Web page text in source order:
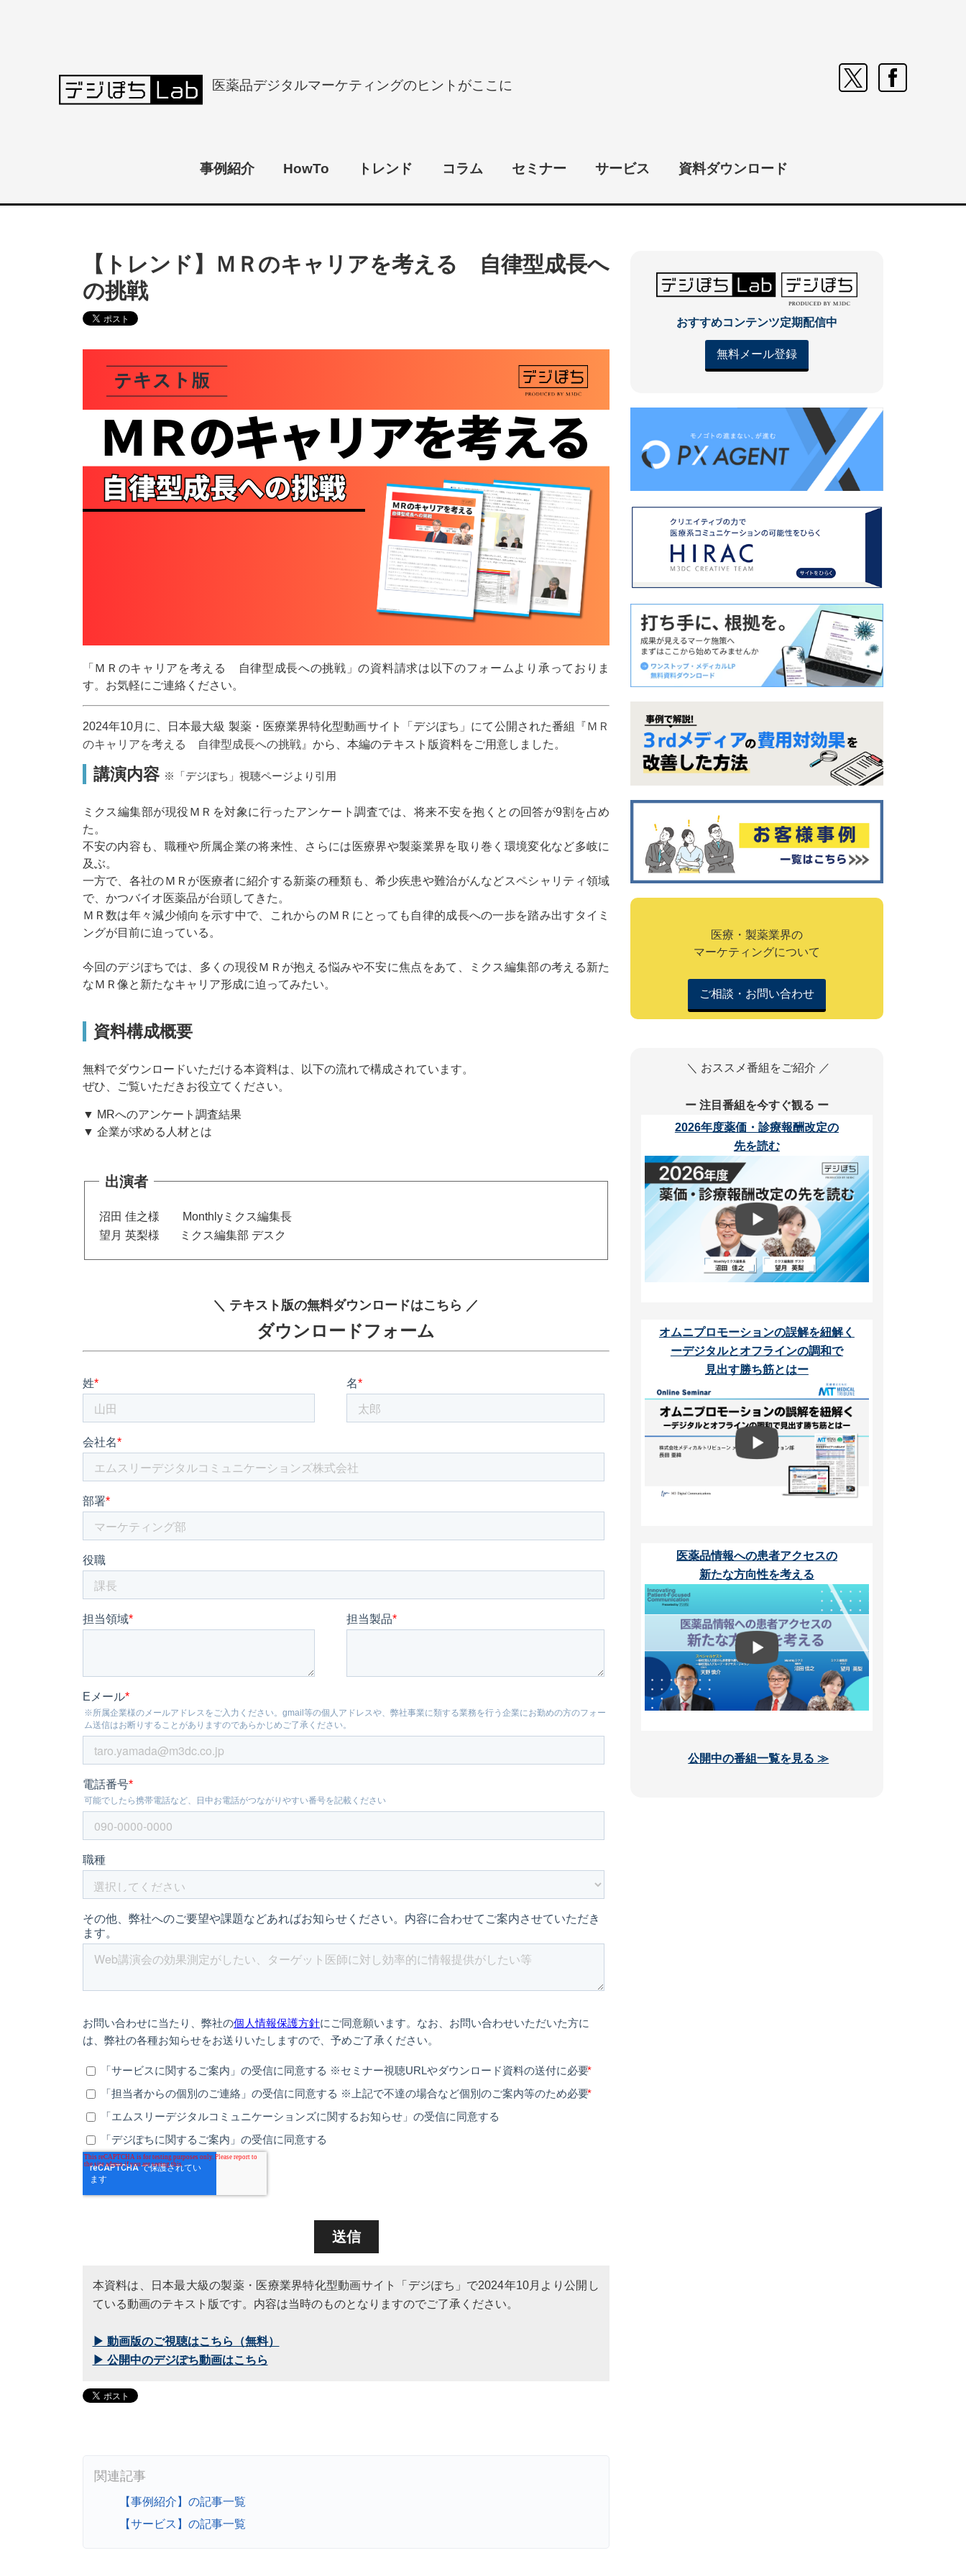
医薬品デジタルマーケティングのヒントがここに
事例紹介 HowTo トレンド コラム セミナー サービス 資料ダウンロード
【トレンド】ＭＲのキャリアを考える 自律型成長へ
の挑戦
「ＭＲのキャリアを考える 自律型成長への挑戦」の資料請求は以下のフォームより承っておりま
す。お気軽にご連絡ください。
2024年10月に、日本最大級 製薬・医療業界特化型動画サイト「デジぽち」にて公開された番組
『ＭＲ
のキャリアを考える 自律型成長への挑戦』 から、本編のテキスト版資料をご用意しました。
講演内容 ※「デジぽち」視聴ページより引用
ミクス編集部が現役ＭＲを対象に行ったアンケート調査では、将来不安を抱くとの回答が9割を占め
た。
不安の内容も、職種や所属企業の将来性、さらには医療界や製薬業界を取り巻く環境変化など多岐に
及ぶ。
一方で、各社のＭＲが医療者に紹介する新薬の種類も、希少疾患や難治がんなどスペシャリティ領域
で、かつバイオ医薬品が台頭してきた。
ＭＲ数は年々減少傾向を示す中で、これからのＭＲにとっても自律的成長への一歩を踏み出すタイミ
ングが目前に迫っている。
今回のデジぽちでは、多くの現役ＭＲが抱える悩みや不安に焦点をあて、ミクス編集部の考える新た
なＭＲ像と新たなキャリア形成に迫ってみたい。
資料構成概要
無料でダウンロードいただける本資料は、以下の流れで構成されています。
ぜひ、ご覧いただきお役立てください。
▼ MRへのアンケート調査結果
▼ 企業が求める人材とは
出演者
沼田 佳之様 Monthlyミクス編集長
望月 英梨様 ミクス編集部 デスク
＼ テキスト版の無料ダウンロードはこちら ／
ダウンロードフォーム
本資料は、
日本最大級の製薬・医療業界特化型動画サイト「デジぽち」で2024年10月より公開し
ている動画のテキスト版です。内容は当時のものとなりますのでご了承ください。
▶ 動画版のご視聴はこちら（無料）
▶ 公開中のデジぽち動画はこちら
【事例紹介】の記事一覧
【サービス】の記事一覧
おすすめコンテンツ定期配信中
無料メール登録
医療・製薬業界の
マーケティングについて
ご相談・お問い合わせ
＼ おススメ番組をご紹介 ／
ー 注目番組を今すぐ観る ー
2026年度薬価・診療報酬改定の
先を読む
オムニプロモーションの誤解を紐解く
ーデジタルとオフラインの調和で
見出す勝ち筋とはー
医薬品情報への患者アクセスの
新たな方向性を考える
公開中の番組一覧を見る ≫